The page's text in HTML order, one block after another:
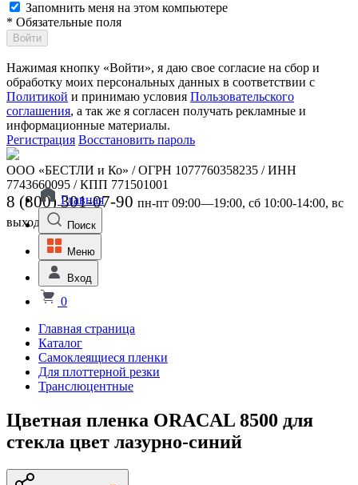
Запомнить меня на этом компьютере
* Обязательные поля
Войти
Нажимая кнопку «Войти», я даю свое согласие на сбор и
обработку моих персональных данных в соответствии с
Политикой и принимаю условия Пользовательского
соглашения, а так же я согласен получать рекламные и
информационные материалы.
Регистрация Восстановить пароль
ООО «БЕСТЛИ и Ко» / ОГРН 1077760358235 / ИНН
7743660095 / КПП 771501001
8 (800) 301-07-90 пн-пт 09:00—19:00, сб 10:00-14:00, вс
выходной
Главная
Поиск
Меню
Вход
0
Главная страница
Каталог
Самоклеящиеся пленки
Для плоттерной резки
Транслюцентные
Цветная пленка ORACAL 8500 для
стекла цвет лазурно-синий